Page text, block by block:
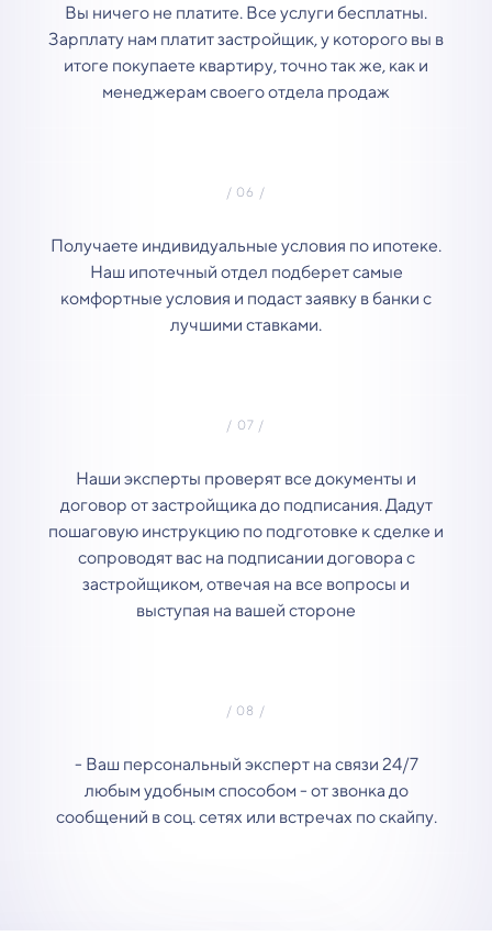
Вы ничего не платите. Все услуги бесплатны.
Зарплату нам платит застройщик, у которого вы в
итоге покупаете квартиру, точно так же, как и
менеджерам своего отдела продаж
Получаете индивидуальные условия по ипотеке.
Наш ипотечный отдел подберет самые
комфортные условия и подаст заявку в банки с
лучшими ставками.
Наши эксперты проверят все документы и
договор от застройщика до подписания. Дадут
пошаговую инструкцию по подготовке к сделке и
сопроводят вас на подписании договора с
застройщиком, отвечая на все вопросы и
выступая на вашей стороне
- Ваш персональный эксперт на связи 24/7
любым удобным способом - от звонка до
сообщений в соц. сетях или встречах по скайпу.